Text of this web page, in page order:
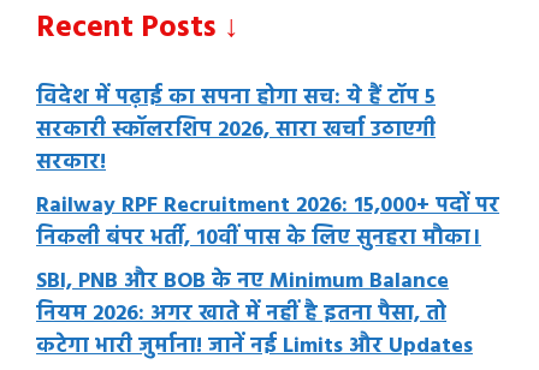
Recent Posts ↓
विदेश में पढ़ाई का सपना होगा सच: ये हैं टॉप 5
सरकारी स्कॉलरशिप 2026, सारा खर्चा उठाएगी
सरकार!
Railway RPF Recruitment 2026: 15,000+ पदों पर
निकली बंपर भर्ती, 10वीं पास के लिए सुनहरा मौका।
SBI, PNB और BOB के नए Minimum Balance
नियम 2026: अगर खाते में नहीं है इतना पैसा, तो
कटेगा भारी जुर्माना! जानें नई Limits और Updates